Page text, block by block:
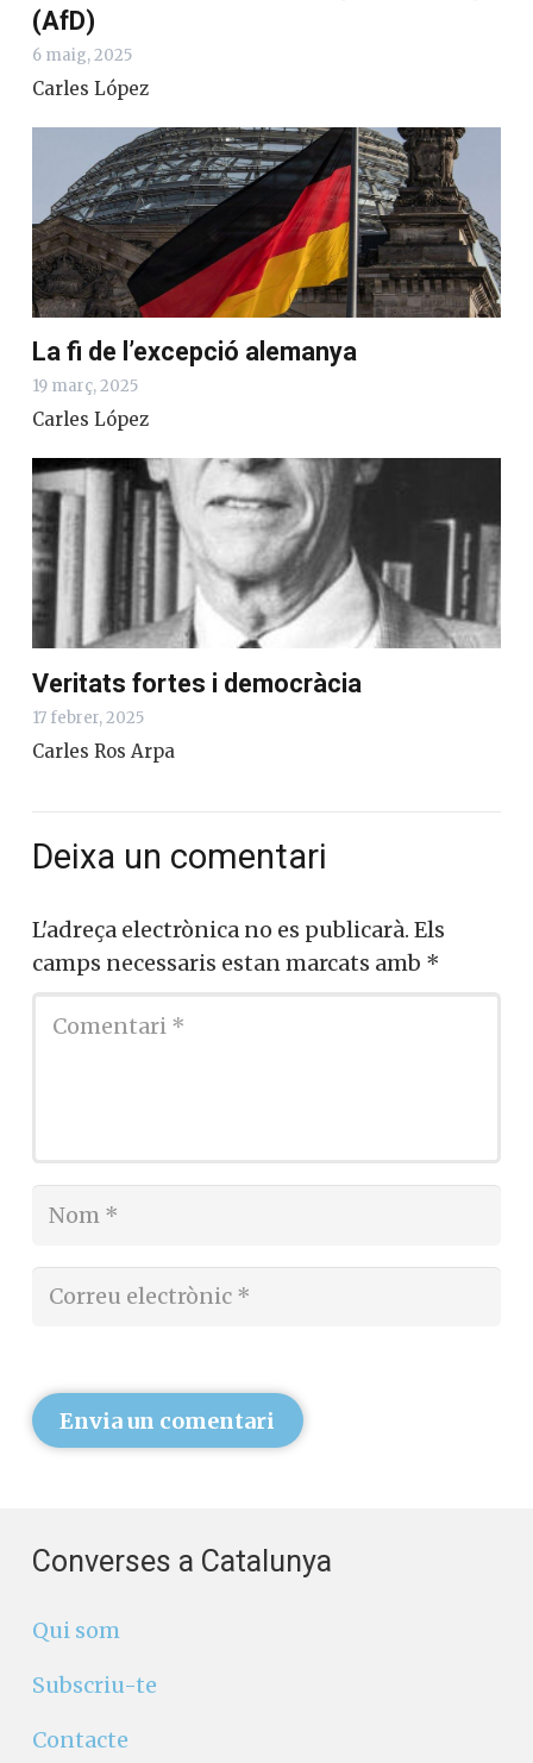
(AfD)
6 maig, 2025
Carles López
La fi de l’excepció alemanya
19 març, 2025
Carles López
Veritats fortes i democràcia
17 febrer, 2025
Carles Ros Arpa
Deixa un comentari
L'adreça electrònica no es publicarà. Els
camps necessaris estan marcats amb *
Envia un comentari
Converses a Catalunya
Qui som
Subscriu-te
Contacte